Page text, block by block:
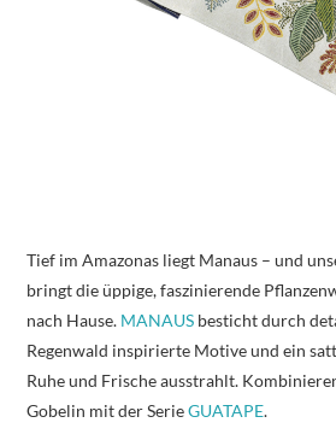
Tief im Amazonas liegt Manaus – und
bringt die üppige, faszinierende
nach Hause. MANAUS besticht durch
Regenwald inspirierte Motive und ein
Ruhe und Frische ausstrahlt.
Gobelin mit der SerieGUATAPE.